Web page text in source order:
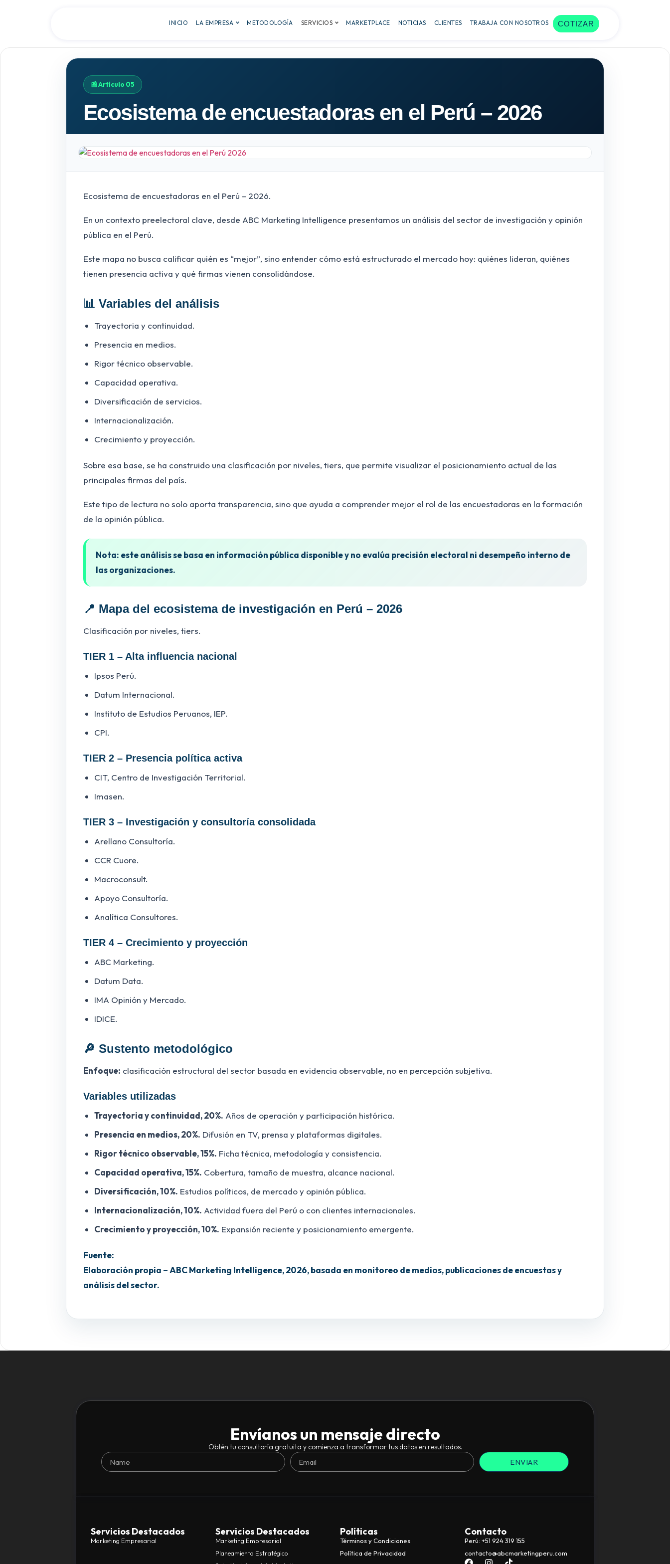
INICIO LA EMPRESA METODOLOGÍA SERVICIOS MARKETPLACE NOTICIAS CLIENTES TRABAJA CON NOSOTROS COTIZAR
📰 Artículo 05
Ecosistema de encuestadoras en el Perú – 2026
Ecosistema de encuestadoras en el Perú – 2026.
En un contexto preelectoral clave, desde ABC Marketing Intelligence presentamos un análisis del sector de investigación y opinión
pública en el Perú.
Este mapa no busca calificar quién es “mejor”, sino entender cómo está estructurado el mercado hoy: quiénes lideran, quiénes
tienen presencia activa y qué firmas vienen consolidándose.
📊 Variables del análisis
Trayectoria y continuidad.
Presencia en medios.
Rigor técnico observable.
Capacidad operativa.
Diversificación de servicios.
Internacionalización.
Crecimiento y proyección.
Sobre esa base, se ha construido una clasificación por niveles, tiers, que permite visualizar el posicionamiento actual de las
principales firmas del país.
Este tipo de lectura no solo aporta transparencia, sino que ayuda a comprender mejor el rol de las encuestadoras en la formación
de la opinión pública.
Nota: este análisis se basa en información pública disponible y no evalúa precisión electoral ni desempeño interno de
las organizaciones.
📍 Mapa del ecosistema de investigación en Perú – 2026
Clasificación por niveles, tiers.
TIER 1 – Alta influencia nacional
Ipsos Perú.
Datum Internacional.
Instituto de Estudios Peruanos, IEP.
CPI.
TIER 2 – Presencia política activa
CIT, Centro de Investigación Territorial.
Imasen.
TIER 3 – Investigación y consultoría consolidada
Arellano Consultoría.
CCR Cuore.
Macroconsult.
Apoyo Consultoría.
Analítica Consultores.
TIER 4 – Crecimiento y proyección
ABC Marketing.
Datum Data.
IMA Opinión y Mercado.
IDICE.
🔎 Sustento metodológico
Enfoque: clasificación estructural del sector basada en evidencia observable, no en percepción subjetiva.
Variables utilizadas
Trayectoria y continuidad, 20%. Años de operación y participación histórica.
Presencia en medios, 20%. Difusión en TV, prensa y plataformas digitales.
Rigor técnico observable, 15%. Ficha técnica, metodología y consistencia.
Capacidad operativa, 15%. Cobertura, tamaño de muestra, alcance nacional.
Diversificación, 10%. Estudios políticos, de mercado y opinión pública.
Internacionalización, 10%. Actividad fuera del Perú o con clientes internacionales.
Crecimiento y proyección, 10%. Expansión reciente y posicionamiento emergente.
Fuente:
Elaboración propia – ABC Marketing Intelligence, 2026, basada en monitoreo de medios, publicaciones de encuestas y
análisis del sector.
Envíanos un mensaje directo
Obtén tu consultoría gratuita y comienza a transformar tus datos en resultados.
ENVIAR
Servicios Destacados
Marketing Empresarial
Servicios Destacados
Marketing Empresarial
Planeamiento Estratégico
Políticas
Términos y Condiciones
Política de Privacidad
Contacto
Perú: +51 924 319 155
contacto@abcmarketingperu.com